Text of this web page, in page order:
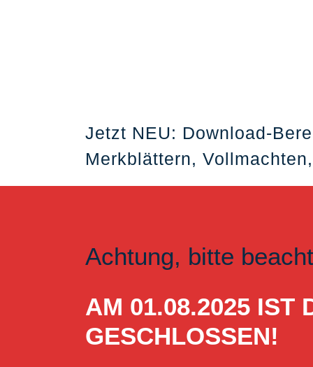
Jetzt NEU: Download-
Merkblättern,
Achtung, bitte
AM 01.08.2025 IST
GESCHLOSSEN!